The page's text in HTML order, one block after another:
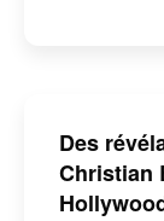
Des
Christian